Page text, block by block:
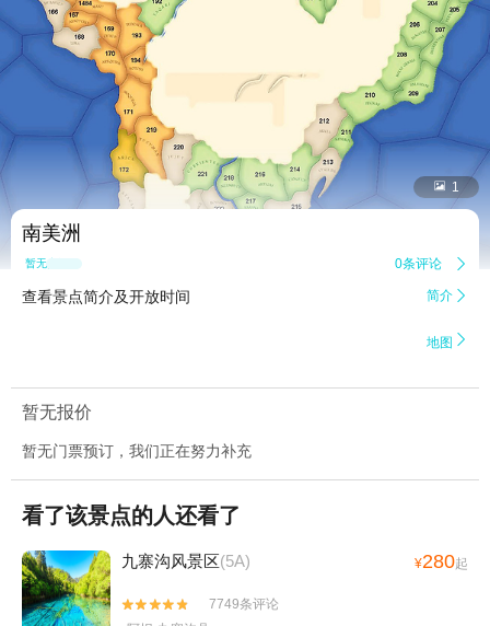
 1
南美洲
暂无点评 0条评论 
查看景点简介及开放时间 简介 
地图 
暂无报价
暂无门票预订，我们正在努力补充
看了该景点的人还看了
九寨沟风景区(5A) ¥280起


7749条评论